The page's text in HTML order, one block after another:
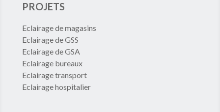
PROJETS
Eclairage de magasins
Eclairage de GSS
Eclairage de GSA
Eclairage bureaux
Eclairage transport
Eclairage hospitalier